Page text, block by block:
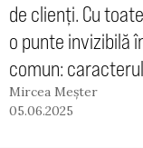
de clienți. Cu
o punte invizibilă
comun:
Mircea Meșter
05.06.2025